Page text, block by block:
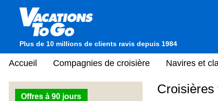
Plus de 10 millions de clients ravis depuis 1984
Accueil Compagnies de croisière Navires et
Offres à 90 jours